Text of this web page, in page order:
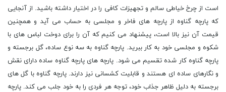
است از چرخ خیاطی سالم و تجهیزات کافی را در اختیار داشته باشید. از آنجایی
که پارچه گناوه از پارچه های فاخر و مجلسی به حساب می آید و همچنین
قیمت آن نیز بالا است، پیشنهاد می کنیم که آن را برای دوخت لباس های با
شکوه و مجلسی خود به کار ببرید. پارچه گناوه به سه نوع ساده، گل برجسته و
پارچه گناوه کار شده تقسیم می شود. پارچه های پارچه گناوه ساده دارای نقش
و نگارهای ساده ای هستند و قابلیت کشسانی نیز دارند. پارچه گناوه با گل های
برجسته به دلیل ظاهر جذاب خود، توجه هر فردی را به خود جلب می کند. پارچه